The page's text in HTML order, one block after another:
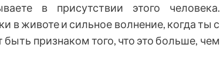
в присутствии этого человека.
в животе и сильное волнение, когда ты с
признаком того, что это больше, чем